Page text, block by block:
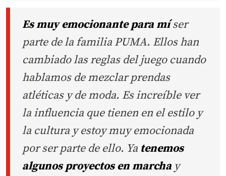
Es muy emocionante para míser
parte de la familia PUMA. Ellos han
cambiado las reglas del juego cuando
hablamos de mezclar prendas
atléticas y de moda. Es increíble ver
la influencia que tienen en el estilo y
la cultura y estoy muy emocionada
por ser parte de ello. Ya tenemos
algunos proyectos en marcha y